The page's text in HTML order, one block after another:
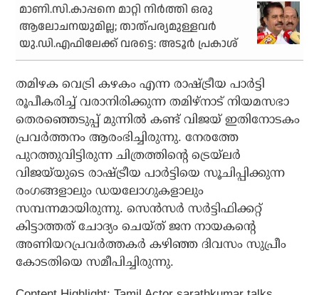
മാണി.സി.കാപ്പനെ മാറ്റി നിർത്തി ഒരു
ആലോചനയുമില്ല; താത്പര്യമുള്ളവർ
യു.ഡി.എഫിലേക്ക് വരട്ടെ: അടൂർ പ്രകാശ്
തമിഴക വെട്രി കഴകം എന്ന രാഷ്ട്രീയ പാര്‍ട്ടി
രൂപീകരിച്ച് വരാനിരിക്കുന്ന തമിഴ്‌നാട് നിയമസഭാ
തെരഞ്ഞെടുപ്പ് മുന്നില്‍ കണ്ട് വിജയ് ഇതിനോടകം
പ്രവര്‍ത്തനം ആരംഭിച്ചിരുന്നു. നേരത്തേ
പുറത്തുവിട്ടിരുന്ന ചിത്രത്തിന്റെ ട്രെയ്‌ലര്‍
വിജയ്‌യുടെ രാഷ്ട്രീയ പാര്‍ട്ടിയെ സൂചിപ്പിക്കുന്ന
രംഗങ്ങളാലും ഡയലോഗുകളാലും
സമ്പന്നമായിരുന്നു. സെന്‍സര്‍ സര്‍ട്ടിഫിക്കറ്റ്
കിട്ടാത്തത് ചോദ്യം ചെയ്ത് ജന നായകന്റെ
അണിയറപ്രവര്‍ത്തകര്‍ കഴിഞ്ഞ ദിവസം സുപ്രീം
കോടതിയെ സമീപിച്ചിരുന്നു.